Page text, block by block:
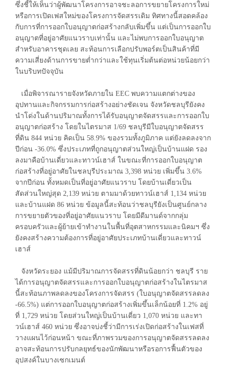
ซึ่งชี้ให้เห็นว่าผู้พัฒนาโครงการอาจชะลอการขยายโครงการใหม่
หรือการเปิดเฟสใหม่ของโครงการจัดสรรเดิม ทิศทางนี้สอดคล้อง
กับการที่การออกใบอนุญาตก่อสร้างกลับเพิ่มขึ้น แต่เป็นการออกใบ
อนุญาตที่อยู่อาศัยแนวราบเท่านั้น และไม่พบการออกใบอนุญาต
สำหรับอาคารชุดเลย สะท้อนการเลือกปรับพอร์ตเป็นสินค้าที่มี
ความเสี่ยงด้านการขายต่ำกว่าและใช้ทุนเริ่มต้นต่อหน่วยน้อยกว่า
ในบริบทปัจจุบัน
เมื่อพิจารณารายจังหวัดภายใน EEC พบความแตกต่างของ
อุปทานและกิจกรรมการก่อสร้างอย่างชัดเจน จังหวัดชลบุรียังคง
นำโด่งในด้านปริมาณทั้งการได้รับอนุญาตจัดสรรและการออกใบ
อนุญาตก่อสร้าง โดยในไตรมาส 1/69 ชลบุรีมีใบอนุญาตจัดสรร
ที่ดิน 844 หน่วย คิดเป็น 58.9% ของรวมทั้งภูมิภาค แต่ยังลดลงจาก
ปีก่อน -36.0% ซึ่งประเภทที่ถูกอนุญาตส่วนใหญ่เป็นบ้านแฝด รอง
ลงมาคือบ้านเดี่ยวและทาวน์เฮาส์ ในขณะที่การออกใบอนุญาต
ก่อสร้างที่อยู่อาศัยในชลบุรีประมาณ 3,398 หน่วย เพิ่มขึ้น 3.6%
จากปีก่อน ทั้งหมดเป็นที่อยู่อาศัยแนวราบ โดยบ้านเดี่ยวเป็น
สัดส่วนใหญ่สุด 2,139 หน่วย ตามมาด้วยทาวน์เฮาส์ 1,134 หน่วย
และบ้านแฝด 86 หน่วย ข้อมูลนี้สะท้อนว่าชลบุรียังเป็นศูนย์กลาง
การขยายตัวของที่อยู่อาศัยแนวราบ โดยมีดีมานด์จากกลุ่ม
ครอบครัวและผู้ย้ายเข้าทำงานในพื้นที่อุตสาหกรรมและนิคมฯ ซึ่ง
ยังคงสร้างความต้องการที่อยู่อาศัยประเภทบ้านเดี่ยวและทาวน์
เฮาส์
จังหวัดระยอง แม้มีปริมาณการจัดสรรที่ดินน้อยกว่า ชลบุรี ราย
ได้การอนุญาตจัดสรรและการออกใบอนุญาตก่อสร้างในไตรมาส
นี้สะท้อนภาพลดลงของโครงการจัดสรร (ใบอนุญาตจัดสรรลดลง
-66.5%) แต่การออกใบอนุญาตก่อสร้างเพิ่มขึ้นเล็กน้อยที่ 1.2% อยู่
ที่ 1,729 หน่วย โดยส่วนใหญ่เป็นบ้านเดี่ยว 1,070 หน่วย และทา
วน์เฮาส์ 460 หน่วย ซึ่งอาจบ่งชี้ว่ามีการเร่งเปิดก่อสร้างในเฟสที่
วางแผนไว้ก่อนหน้า ขณะที่ภาพรวมของการอนุญาตจัดสรรลดลง
อาจสะท้อนการปรับกลยุทธ์ของนักพัฒนาหรือรอการฟื้นตัวของ
อุปสงค์ในบางเซกเมนต์